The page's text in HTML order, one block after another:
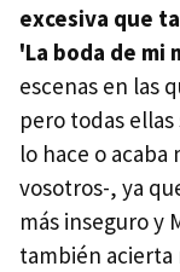
excesiva que
'La boda de mi
escenas en las
pero todas
lo hace o
vosotros-, ya
más inseguro y
también acierta